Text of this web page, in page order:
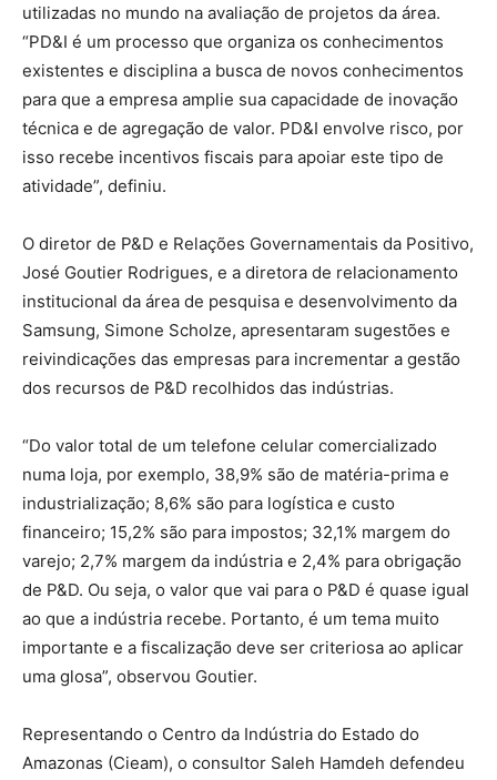
utilizadas no mundo na avaliação de projetos da área.
“PD&I é um processo que organiza os conhecimentos
existentes e disciplina a busca de novos conhecimentos
para que a empresa amplie sua capacidade de inovação
técnica e de agregação de valor. PD&I envolve risco, por
isso recebe incentivos fiscais para apoiar este tipo de
atividade”, definiu.
O diretor de P&D e Relações Governamentais da Positivo,
José Goutier Rodrigues, e a diretora de relacionamento
institucional da área de pesquisa e desenvolvimento da
Samsung, Simone Scholze, apresentaram sugestões e
reivindicações das empresas para incrementar a gestão
dos recursos de P&D recolhidos das indústrias.
“Do valor total de um telefone celular comercializado
numa loja, por exemplo, 38,9% são de matéria-prima e
industrialização; 8,6% são para logística e custo
financeiro; 15,2% são para impostos; 32,1% margem do
varejo; 2,7% margem da indústria e 2,4% para obrigação
de P&D. Ou seja, o valor que vai para o P&D é quase igual
ao que a indústria recebe. Portanto, é um tema muito
importante e a fiscalização deve ser criteriosa ao aplicar
uma glosa”, observou Goutier.
Representando o Centro da Indústria do Estado do
Amazonas (Cieam), o consultor Saleh Hamdeh defendeu